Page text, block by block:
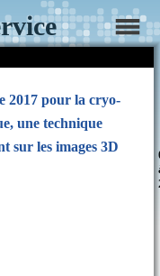
2017 pour la cryo-
une technique
sur les images 3D